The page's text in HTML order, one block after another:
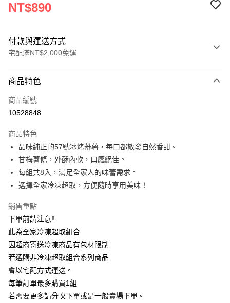
NT$890
付款與運送方式
宅配滿NT$2,000免運
信用卡一次付款
LINE Pay
街口支付
悠遊付
全盈+PAY
AFTEE先享後付
相關說明
AFTEE先享後付是「在收到商品之後才付款」的支付方式。 讓您購物簡單
便利好安心！
１．簡單：不需註冊會員、不需綁卡、不需儲值。
２．便利：只要手機號碼，簡訊認證，即可結帳。
３．安心：先確認商品／服務後，再付款。
１．於結帳方式選擇「AFTEE先享後付」後，將跳轉至「AFTEE先享後付」
ATM付款
運送方式
宅配到府(冷凍)
每筆NT$250，滿NT$2,000(含以上)免運費
商品特色
商品編號
10528848
商品特色
品味純正的57號冰烤蕃薯，每口都散發自然香甜。
甘梅薯條，外酥內軟，口感絕佳。
每組共8入，滿足全家人的味蕾需求。
選擇全家冷凍超取，方便隨時享用美味！
銷售重點
下單前請注意‼
此為全家冷凍超取組合
因超商寄送冷凍商品有包材限制
若選購非冷凍超取組合系列商品
會以宅配方式運送。
每筆訂單最多購買1組
若需要更多請分次下單或是一般賣場下單。